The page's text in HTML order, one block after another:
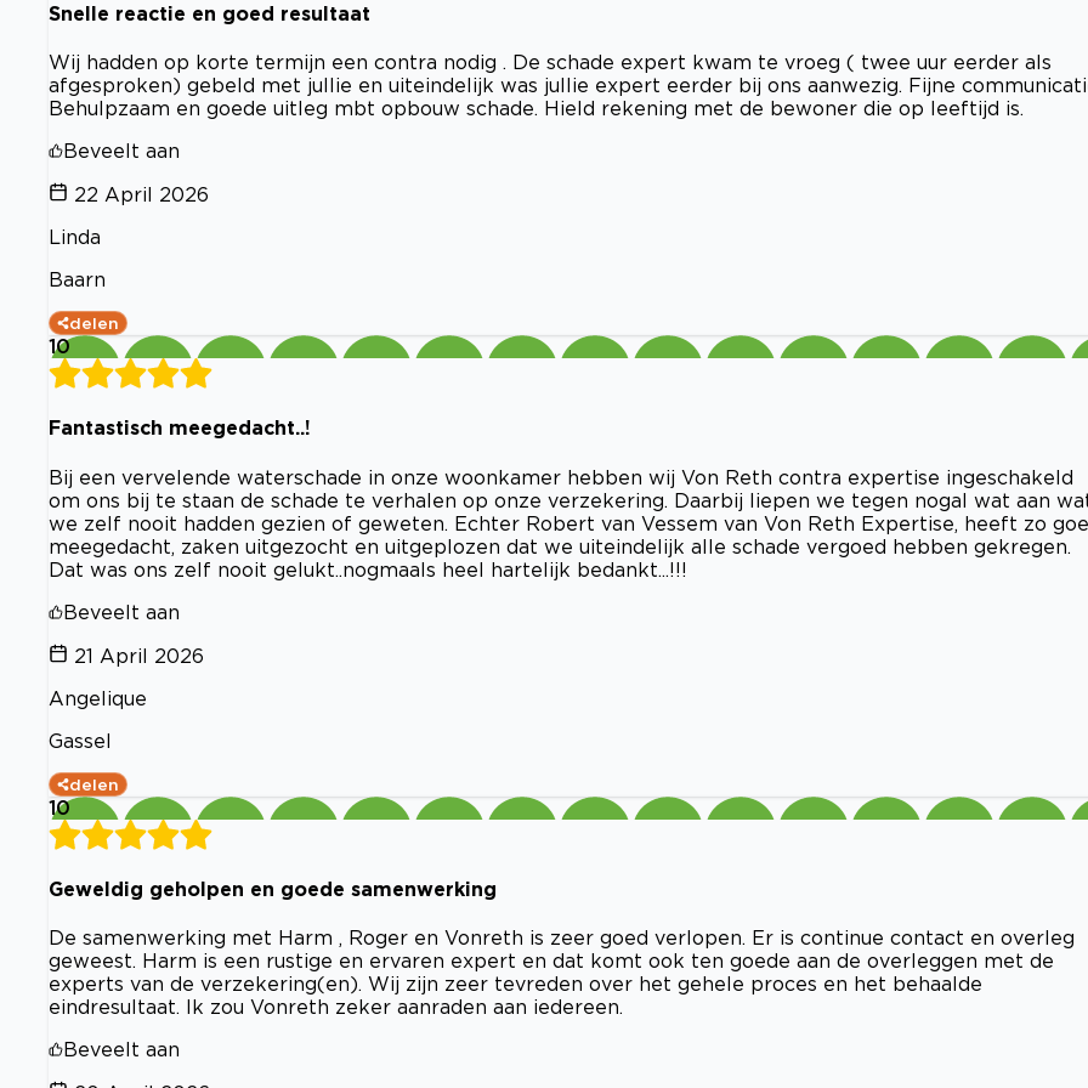
Snelle reactie en goed resultaat
Wij hadden op korte termijn een contra nodig . De schade expert kwam te vroeg ( twee uur eerder als
afgesproken) gebeld met jullie en uiteindelijk was jullie expert eerder bij ons aanwezig. Fijne
Behulpzaam en goede uitleg mbt opbouw schade. Hield rekening met de bewoner die op leeftijd is.
Beveelt aan
22 April 2026
Linda
Baarn
delen
10
Fantastisch meegedacht..!
Bij een vervelende waterschade in onze woonkamer hebben wij Von Reth contra expertise ingeschakeld
om ons bij te staan de schade te verhalen op onze verzekering. Daarbij liepen we tegen nogal wat aan
we zelf nooit hadden gezien of geweten. Echter Robert van Vessem van Von Reth Expertise, heeft zo
meegedacht, zaken uitgezocht en uitgeplozen dat we uiteindelijk alle schade vergoed hebben gekregen.
Dat was ons zelf nooit gelukt..nogmaals heel hartelijk bedankt...!!!
Beveelt aan
21 April 2026
Angelique
Gassel
delen
10
Geweldig geholpen en goede samenwerking
De samenwerking met Harm , Roger en Vonreth is zeer goed verlopen. Er is continue contact en overleg
geweest. Harm is een rustige en ervaren expert en dat komt ook ten goede aan de overleggen met de
experts van de verzekering(en). Wij zijn zeer tevreden over het gehele proces en het behaalde
eindresultaat. Ik zou Vonreth zeker aanraden aan iedereen.
Beveelt aan